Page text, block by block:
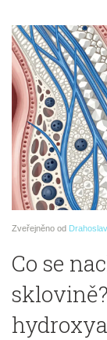
Zveřejněno od
Co se